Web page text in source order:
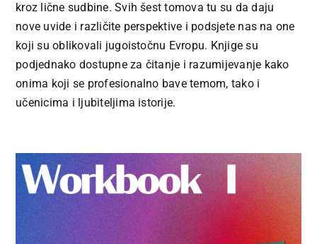
kroz lične sudbine. Svih šest tomova tu su da daju
nove uvide i različite perspektive i podsjete nas na one
koji su oblikovali jugoistočnu Evropu. Knjige su
podjednako dostupne za čitanje i razumijevanje kako
onima koji se profesionalno bave temom, tako i
učenicima i ljubiteljima istorije.